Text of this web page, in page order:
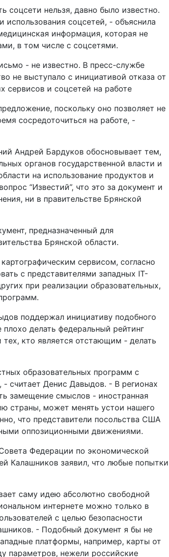
соцсети нельзя, давно было известно.
использования соцсетей, - объяснила
информация, которая не
в том числе с соцсетями.
- не известно. В пресс-службе
не выступало с инициативой отказа от
сервисов и соцсетей на работе
поскольку оно позволяет не
сосредоточиться на работе, -
Андрей Бардуков обосновывает тем,
органов государственной власти и
на использование продуктов и
“Известий”, что это за документ и
ни в правительстве Брянской
предназначенный для
Брянской области.
сервисом, согласно
с представителями западных IT-
при реализации образовательных,
поддержал инициативу подобного
делать федеральный рейтинг
кто является отстающим - делать
образовательных программ с
считает Денис Давыдов. - В регионах
замещение смыслов - иностранная
страны, может менять устои нашего
что представители посольства США
оппозиционными движениями.
Федерации по экономической
Калашников заявил, что любые попытки
саму идею абсолютно свободной
интернете можно только в
с целью безопасности
- Подобный документ я бы не
платформы, например, карты от
параметров, нежели российские